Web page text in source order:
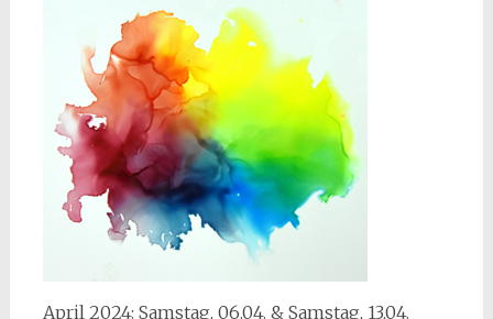
April 2024: Samstag, 06.04. & Samstag, 13.04.